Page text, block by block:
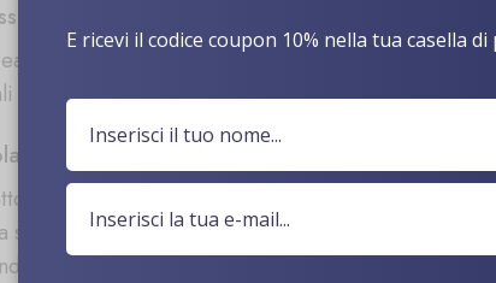
dall'aspetto autentico?
ha un aspetto vivido e realistico che si
più coinvolgenti.
del sesso dall'aspetto autentico?
reale, puoi goderti le esperienze sessuali più
sessuale come desideri. Quindi, con questa
da quanto siano selvagge le tue
E ricevi il codice coupon 10% nella tua casella di